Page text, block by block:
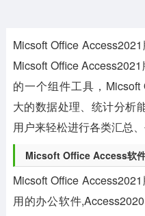
系统工具 其
Micsoft Office
Micsoft Office
的一个组件工具，
大的数据处理、统计分析
用户来轻松进行各类汇总、
Micsoft Office Access软
Micsoft Office
用的办公软件